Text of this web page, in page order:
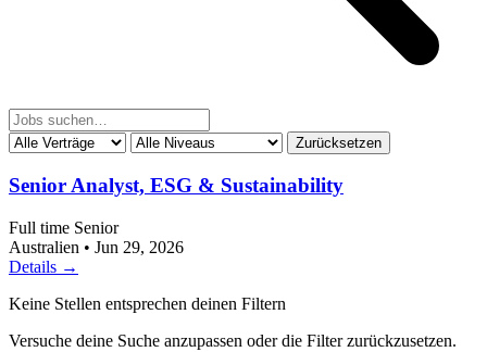
Zurücksetzen
Senior Analyst, ESG & Sustainability
Full time Senior
Australien • Jun 29, 2026
Details →
Keine Stellen entsprechen deinen Filtern
Versuche deine Suche anzupassen oder die Filter zurückzusetzen.